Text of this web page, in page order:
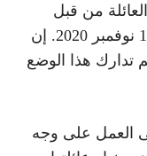
من قبل
سلطات دولة الاحتلال المغربية منذ 19 نوفمبر 2020. إن
تدارك هذا الوضع
العمل على وجه